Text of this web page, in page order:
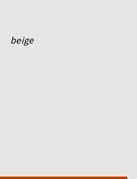
beige